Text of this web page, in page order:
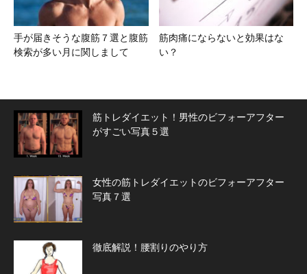
手が届きそうな腹筋７選と腹筋
検索が多い月に関しまして
筋肉痛にならないと効果はな
い？
筋トレダイエット！男性のビフォーアフター
がすごい写真５選
女性の筋トレダイエットのビフォーアフター
写真７選
徹底解説！腰割りのやり方